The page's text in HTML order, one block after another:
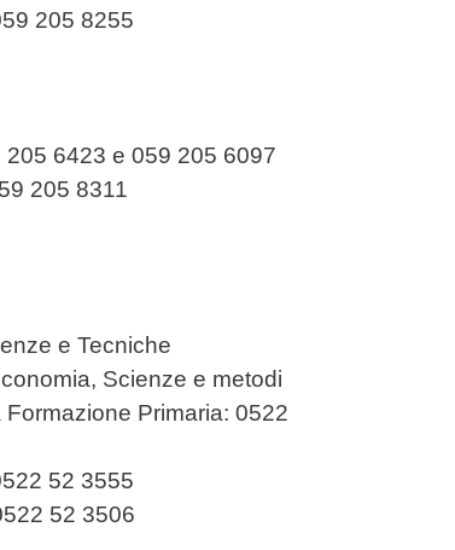
205 8255
6423 e 059 205 6097
205 8311
e Tecniche
Scienze e metodi
Primaria: 0522
52 3555
52 3506